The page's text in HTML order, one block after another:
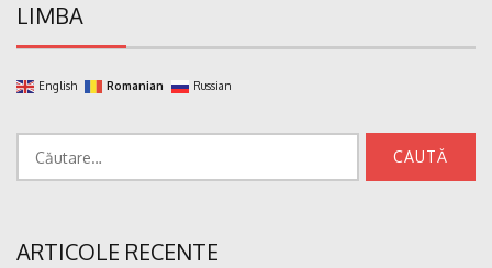
LIMBA
English Romanian Russian
ARTICOLE RECENTE